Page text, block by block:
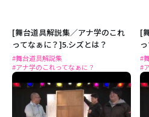
[舞台道具解説集／アナ学のこれ
ってなぁに？]5.シズとは？
#舞台道具解説集
#アナ学のこれってなぁに？
[
#
#